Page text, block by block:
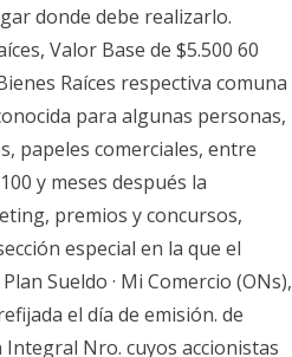
donde debe realizarlo.
Valor Base de $5.500 60
Raíces respectiva comuna
para algunas personas,
papeles comerciales, entre
y meses después la
premios y concursos,
especial en la que el
Sueldo · Mi Comercio (ONs),
el día de emisión. de
Integral Nro. cuyos accionistas